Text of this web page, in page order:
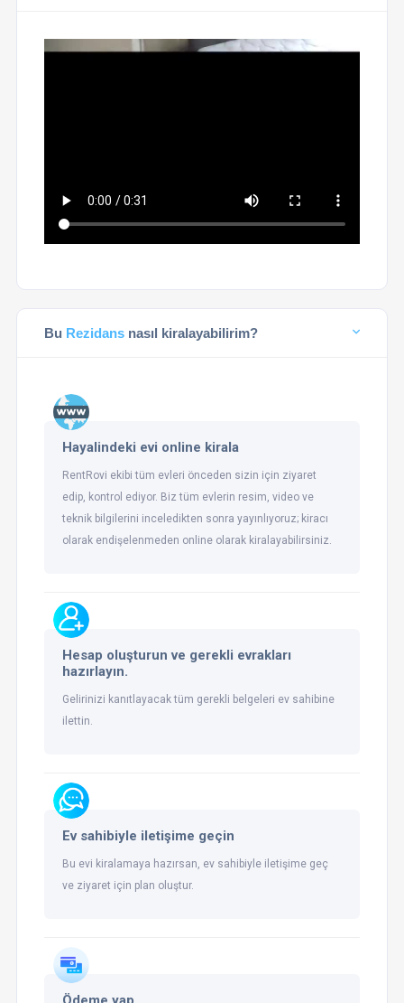
Bu Rezidans nasıl kiralayabilirim?
Hayalindeki evi online kirala
RentRovi ekibi tüm evleri önceden sizin için ziyaret
edip, kontrol ediyor. Biz tüm evlerin resim, video ve
teknik bilgilerini inceledikten sonra yayınlıyoruz; kiracı
olarak endişelenmeden online olarak kiralayabilirsiniz.
Hesap oluşturun ve gerekli evrakları
hazırlayın.
Gelirinizi kanıtlayacak tüm gerekli belgeleri ev sahibine
ilettin.
Ev sahibiyle iletişime geçin
Bu evi kiralamaya hazırsan, ev sahibiyle iletişime geç
ve ziyaret için plan oluştur.